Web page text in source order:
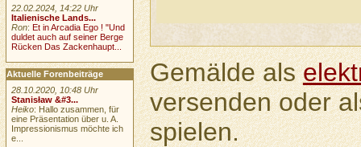
Gemälde als
versenden oder
spielen.
22.02.2024, 14:22 Uhr
Italienische Lands...
Ron:Et in Arcadia Ego ! "Und
duldet auch auf seiner Berge
Rücken Das Zackenhaupt...
Aktuelle Forenbeiträge
28.10.2020, 10:48 Uhr
Stanisław &#3...
Heiko: Hallo zusammen, für
eine Präsentation über u. A.
Impressionismus möchte ich
e...